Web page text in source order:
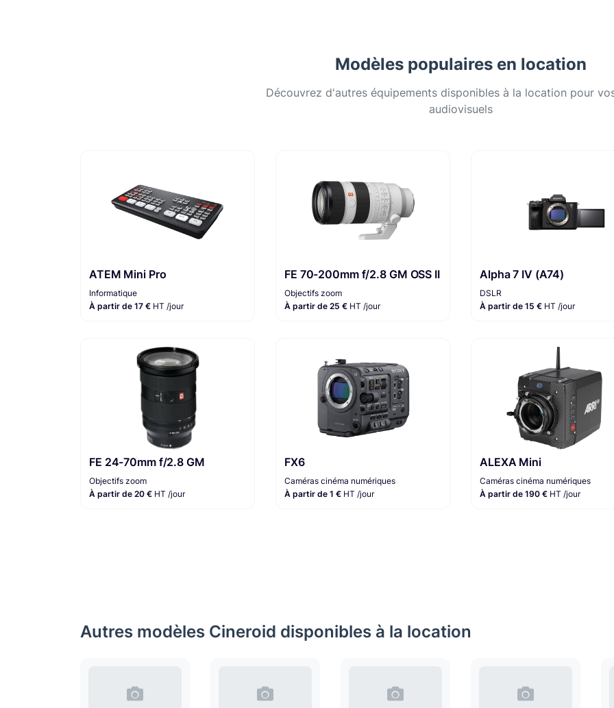
Modèles populaires en location
Découvrez d'autres équipements disponibles à la location pour
audiovisuels
ATEM Mini Pro
Informatique
À partir de 17 € HT /jour
FE 70-200mm f/2.8 GM OSS II
Objectifs zoom
À partir de 25 € HT /jour
Alpha 7 IV (A74)
DSLR
À partir de 15 € HT /jour
FE 24-70mm f/2.8 GM
Objectifs zoom
À partir de 20 € HT /jour
FX6
Caméras cinéma numériques
À partir de 1 € HT /jour
ALEXA Mini
Caméras cinéma numériques
À partir de 190 € HT /jour
Autres modèles Cineroid disponibles à la location